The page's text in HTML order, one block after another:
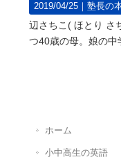
2019/04/25｜塾長の
辺さちこ( ほとり さ
つ40歳の母。娘の
ホーム
小中高生の英語